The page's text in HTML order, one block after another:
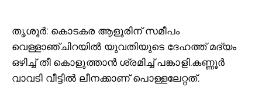
തൃശൂർ: കൊടകര ആളൂരിന് സമീപം
വെള്ളാഞ്ചിറയില്‍ യുവതിയുടെ ദേഹത്ത് മദ്യം
ഒഴിച്ച്‌ തീ കൊളുത്താൻ ശ്രമിച്ച്‌ പങ്കാളി.കണ്ണൂർ
വാവടി വീട്ടില്‍ ലീനക്കാണ് പൊള്ളലേറ്റത്.